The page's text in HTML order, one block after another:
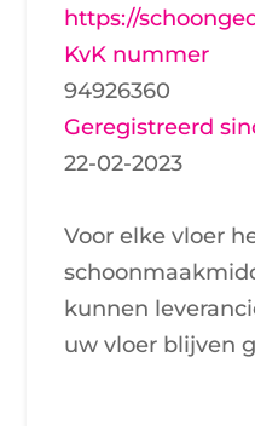
https://
KvK nummer
94926360
Geregistreerd
22-02-2023
Voor elke vloer
kunnen
uw vloer blijven